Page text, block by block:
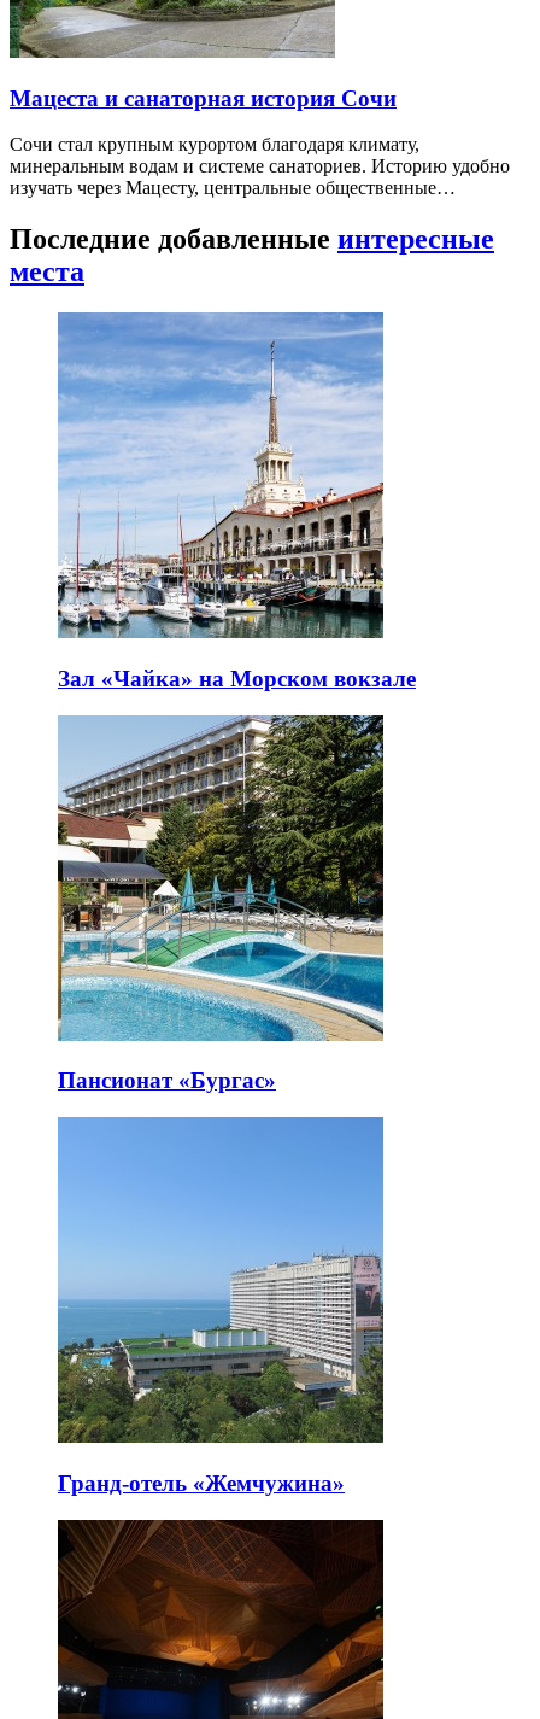
Мацеста и санаторная история Сочи
Сочи стал крупным курортом благодаря климату,
минеральным водам и системе санаториев. Историю удобно
изучать через Мацесту, центральные общественные…
Последние добавленные интересные
места
Зал «Чайка» на Морском вокзале
Пансионат «Бургас»
Гранд-отель «Жемчужина»